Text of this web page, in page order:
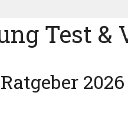
Test &
2026